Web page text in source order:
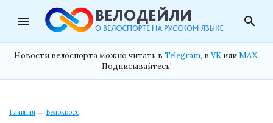
menu search
Новости велоспорта можно читать в Telegram, в VK илиMAX.
Подписывайтесь!
Главная → Велокросс